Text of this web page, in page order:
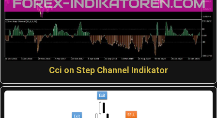
Cci on Step Channel Indikator